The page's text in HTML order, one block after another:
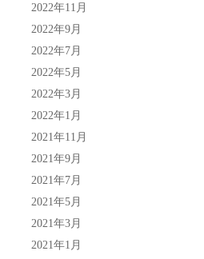
2022年11月
2022年9月
2022年7月
2022年5月
2022年3月
2022年1月
2021年11月
2021年9月
2021年7月
2021年5月
2021年3月
2021年1月